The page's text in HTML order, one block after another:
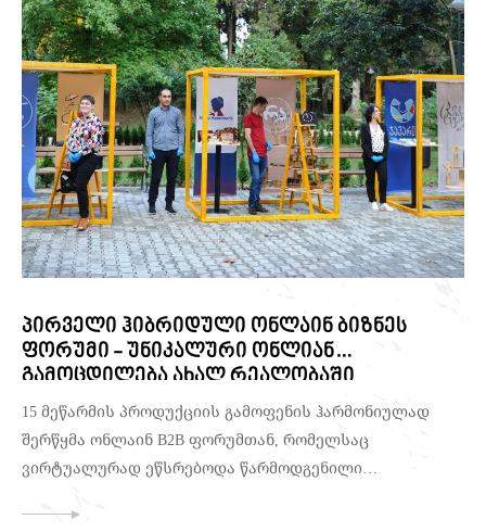
პირველი ჰიბრიდული ონლაინ ბიზნეს
ფორუმი - უნიკალური ონლიან
გამოცდილება ახალ რეალობაში
15 მეწარმის პროდუქციის გამოფენის ჰარმონიულად
შერწყმა ონლაინ B2B ფორუმთან, რომელსაც
ვირტუალურად ეწსრებოდა წარმოდგენილი
მარტიცი დავალება. მიუხედავად ამისა ჩვენმა გუნდმა
წევრობა პორტფოლიო
შეთავაზებები
ქეისები
ბლოგი&ახალი ამბები
ჩვენ შესახებ
დაგვიკავშირდით